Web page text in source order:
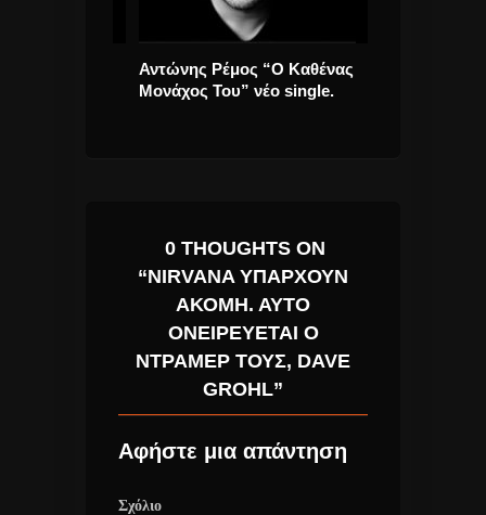
Αντώνης Ρέμος “Ο Καθένας
Μονάχος Του” νέο single.
0 THOUGHTS ON
“NIRVANA ΥΠΆΡΧΟΥΝ
ΑΚΌΜΗ. ΑΥΤΌ
ΟΝΕΙΡΕΎΕΤΑΙ Ο
ΝΤΡΆΜΕΡ ΤΟΥΣ, DAVE
GROHL”
Αφήστε μια απάντηση
Σχόλιο